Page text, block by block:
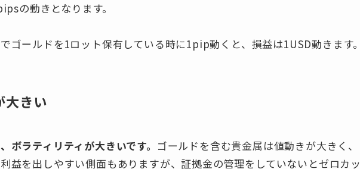
の動きとなります。
ゴールドを1ロット保有している時に1pip動くと、損益は1USD動きます。
大きい
ボラティリティが大きいです。 ゴールドを含む貴金属は値動きが大きく、
益を出しやすい側面もありますが、証拠金の管理をしていないとゼロカッ